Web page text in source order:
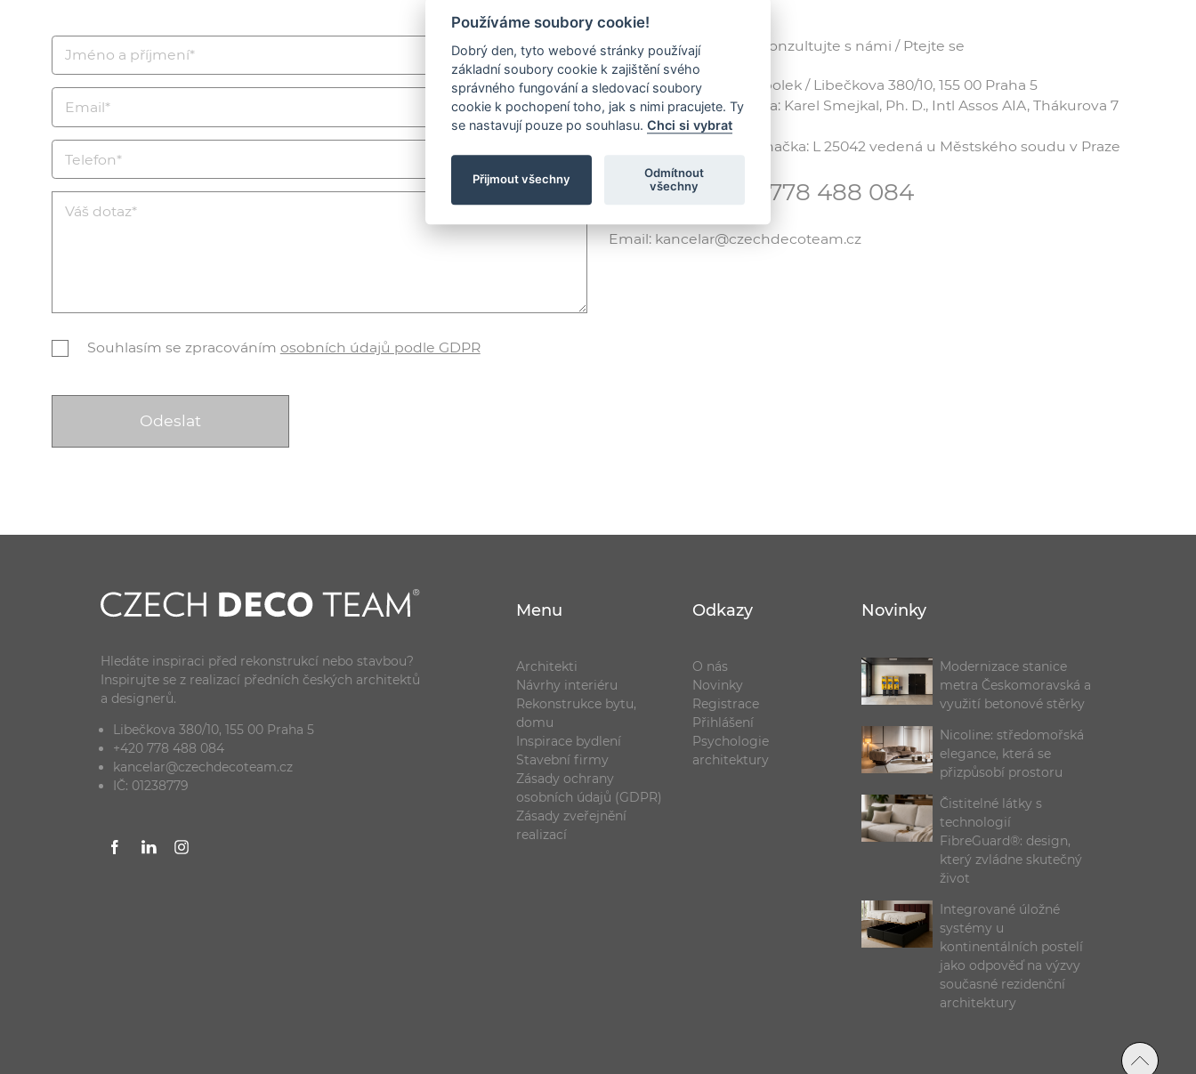
Souhlasím se zpracováním osobních údajů podle GDPR
Rádi vám poradíme / Konzultujte s námi / Ptejte se
CZECH DECO TEAM, spolek / Libečkova 380/10, 155 00 Praha 5
Korespondenční adresa: Karel Smejkal, Ph. D., Intl Assos AIA, Thákurova 7
(ČVUT), 166 29 Praha 6
IČ: 01238779, Spisová značka: L 25042 vedená u Městského soudu v Praze
Telefon: +420 778 488 084
Email: kancelar@czechdecoteam.cz
Hledáte inspiraci před rekonstrukcí nebo stavbou?
Inspirujte se z realizací předních českých architektů
a designerů.
Libečkova 380/10, 155 00 Praha 5
+420 778 488 084
kancelar@czechdecoteam.cz
IČ: 01238779
Menu
Architekti
Návrhy interiéru
Rekonstrukce bytu,
domu
Inspirace bydlení
Stavební firmy
Zásady ochrany
osobních údajů (GDPR)
Zásady zveřejnění
realizací
Odkazy
O nás
Novinky
Registrace
Přihlášení
Psychologie
architektury
Novinky
Modernizace stanice
metra Českomoravská a
využití betonové stěrky
Nicoline: středomořská
elegance, která se
přizpůsobí prostoru
Čistitelné látky s
technologií
FibreGuard®: design,
který zvládne skutečný
život
Integrované úložné
systémy u
kontinentálních postelí
jako odpověď na výzvy
současné rezidenční
architektury
Používáme soubory cookie!
Dobrý den, tyto webové stránky používají
základní soubory cookie k zajištění svého
správného fungování a sledovací soubory
cookie k pochopení toho, jak s nimi pracujete. Ty
se nastavují pouze po souhlasu.Chci si vybrat
Přijmout všechny
Odmítnout
všechny